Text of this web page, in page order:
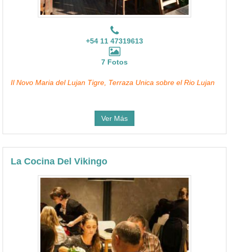
+54 11 47319613
7 Fotos
Il Novo Maria del Lujan Tigre, Terraza Unica sobre el Rio Lujan
Ver Más
La Cocina Del Vikingo